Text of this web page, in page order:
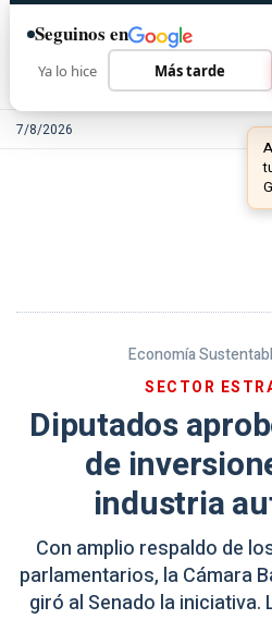
7/8/2026
Economía
SECTOR
Diputados
de
industria
Con amplio respaldo de
parlamentarios, la Cámara
giró al Senado la
Seguinos en
Ya lo hice Más tarde